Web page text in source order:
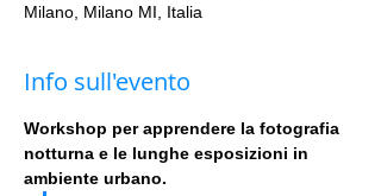
Milano, Milano MI, Italia
Info sull'evento
Workshop per apprendere la fotografia
notturna e le lunghe esposizioni in
ambiente urbano.